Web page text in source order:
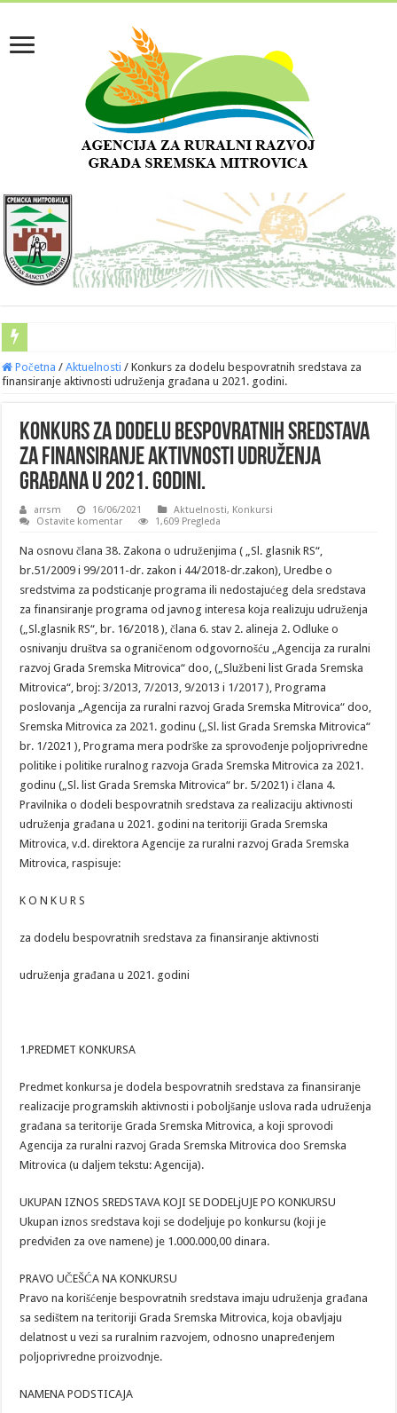
Početna / Aktuelnosti / Konkurs za dodelu bespovratnih sredstava za
finansiranje aktivnosti udruženja građana u 2021. godini.
Konkurs za dodelu bespovratnih sredstava
za finansiranje aktivnosti udruženja
građana u 2021. godini.
arrsm 16/06/2021 Aktuelnosti, Konkursi
Ostavite komentar
1,609 Pregleda
Na osnovu člana 38. Zakona o udruženjima ( „Sl. glasnik RS“,
br.51/2009 i 99/2011-dr. zakon i 44/2018-dr.zakon), Uredbe o
sredstvima za podsticanje programa ili nedostajućeg dela sredstava
za finansiranje programa od javnog interesa koja realizuju udruženja
(„Sl.glasnik RS“, br. 16/2018 ), člana 6. stav 2. alineja 2. Odluke o
osnivanju društva sa ograničenom odgovornošću „Agencija za ruralni
razvoj Grada Sremska Mitrovica“ doo, („Službeni list Grada Sremska
Mitrovica“, broj: 3/2013, 7/2013, 9/2013 i 1/2017 ), Programa
poslovanja „Agencija za ruralni razvoj Grada Sremska Mitrovica“ doo,
Sremska Mitrovica za 2021. godinu („Sl. list Grada Sremska Mitrovica“
br. 1/2021 ), Programa mera podrške za sprovođenje poljoprivredne
politike i politike ruralnog razvoja Grada Sremska Mitrovica za 2021.
godinu („Sl. list Grada Sremska Mitrovica“ br. 5/2021) i člana 4.
Pravilnika o dodeli bespovratnih sredstava za realizaciju aktivnosti
udruženja građana u 2021. godini na teritoriji Grada Sremska
Mitrovica, v.d. direktora Agencije za ruralni razvoj Grada Sremska
Mitrovica, raspisuje:
K O N K U R S
za dodelu bespovratnih sredstava za finansiranje aktivnosti
udruženja građana u 2021. godini
1.PREDMET KONKURSA
Predmet konkursa je dodela bespovratnih sredstava za finansiranje
realizacije programskih aktivnosti i poboljšanje uslova rada udruženja
građana sa teritorije Grada Sremska Mitrovica, a koji sprovodi
Agencija za ruralni razvoj Grada Sremska Mitrovica doo Sremska
Mitrovica (u daljem tekstu: Agencija).
UKUPAN IZNOS SREDSTAVA KOJI SE DODELjUJE PO KONKURSU
Ukupan iznos sredstava koji se dodeljuje po konkursu (koji je
predviđen za ove namene) je 1.000.000,00 dinara.
PRAVO UČEŠĆA NA KONKURSU
Pravo na korišćenje bespovratnih sredstava imaju udruženja građana
sa sedištem na teritoriji Grada Sremska Mitrovica, koja obavljaju
delatnost u vezi sa ruralnim razvojem, odnosno unapređenjem
poljoprivredne proizvodnje.
NAMENA PODSTICAJA